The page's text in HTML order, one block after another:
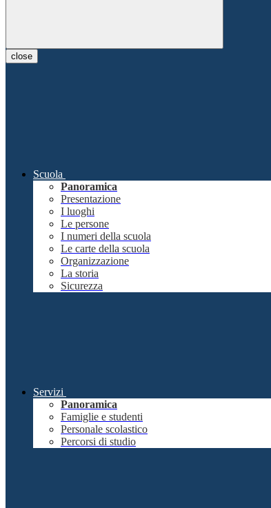
close
Scuola
Panoramica
Presentazione
I luoghi
Le persone
I numeri della scuola
Le carte della scuola
Organizzazione
La storia
Sicurezza
Servizi
Panoramica
Famiglie e studenti
Personale scolastico
Percorsi di studio